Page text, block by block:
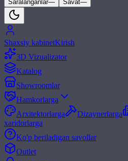
Saralanganlar— Savat—
Shaxsiy kabinetKirish
3D Vizualizator
Katalog
Showroomlar
Hamkorlarga
Arxitektorlarga
Dizaynerlarga
xaridorlarga
Ko'p beriladigan savollar
Outlet